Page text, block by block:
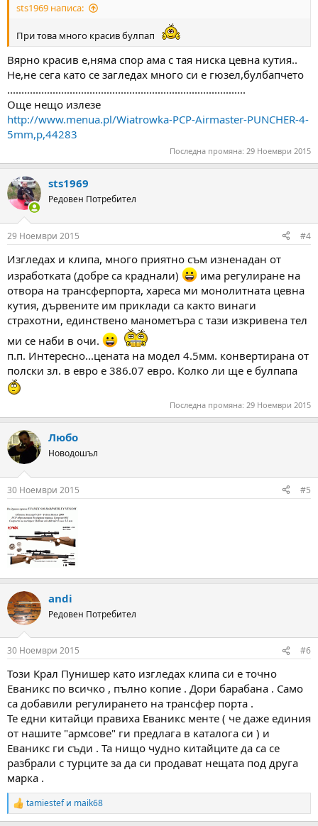
sts1969 написа:
При това много красив булпап
Вярно красив е,няма спор ама с тая ниска цевна кутия..
Не,не сега като се загледах много си е гюзел,булбапчето
....................................................................................
Още нещо излезе
http://www.menua.pl/Wiatrowka-PCP-Airmaster-PUNCHER-4-
5mm,p,44283
Последна промяна: 29 Ноември 2015
sts1969
Редовен Потребител
29 Ноември 2015 #4
Изгледах и клипа, много приятно съм изненадан от
изработката (добре са краднали)
има регулиране на
отвора на трансферпорта, хареса ми монолитната цевна
кутия, дървените им приклади са както винаги
страхотни, единствено манометъра с тази изкривена тел
ми се наби в очи.
п.п. Интересно...цената на модел 4.5мм. конвертирана от
полски зл. в евро е 386.07 евро. Колко ли ще е булпапа
Последна промяна: 29 Ноември 2015
Любо
Новодошъл
30 Ноември 2015 #5
andi
Редовен Потребител
30 Ноември 2015 #6
Този Крал Пунишер като изгледах клипа си е точно
Еваникс по всичко , пълно копие . Дори барабана . Само
са добавили регулирането на трансфер порта .
Те едни китайци правиха Еваникс менте ( че даже единия
от нашите "армсове" ги предлага в каталога си ) и
Еваникс ги съди . Та нищо чудно китайците да са се
разбрали с турците за да си продават нещата под друга
марка .
R
e
tamiestefи maik68